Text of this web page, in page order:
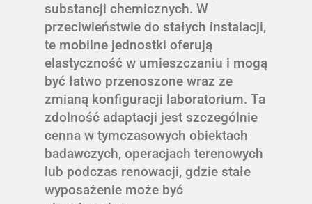
substancji chemicznych. W
przeciwieństwie do stałych instalacji,
te mobilne jednostki oferują
elastyczność w umieszczaniu i mogą
być łatwo przenoszone wraz ze
zmianą konfiguracji laboratorium. Ta
zdolność adaptacji jest szczególnie
cenna w tymczasowych obiektach
badawczych, operacjach terenowych
lub podczas renowacji, gdzie stałe
wyposażenie może być